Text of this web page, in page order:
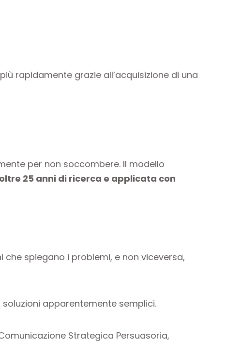
rapidamente grazie all’acquisizione di una
per non soccombere. Il modello
25 anni di ricerca e applicata con
che spiegano i problemi, e non viceversa,
apparentemente semplici.
Strategica Persuasoria,